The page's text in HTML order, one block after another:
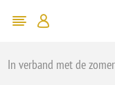
In verband met de